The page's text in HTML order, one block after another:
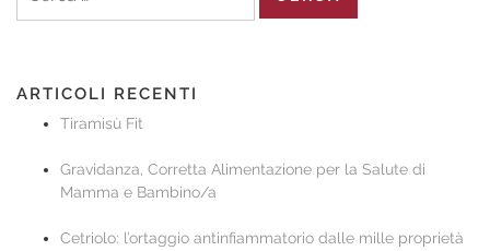
per:
ARTICOLI RECENTI
Tiramisù Fit
Gravidanza, Corretta Alimentazione per la Salute di
Mamma e Bambino/a
Cetriolo: l’ortaggio antinfiammatorio dalle mille proprietà